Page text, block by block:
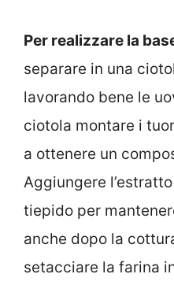
Per realizzare la
separare in una
lavorando bene le
ciotola montare i
a ottenere un
Aggiungere
tiepido per
anche dopo la
setacciare la farina